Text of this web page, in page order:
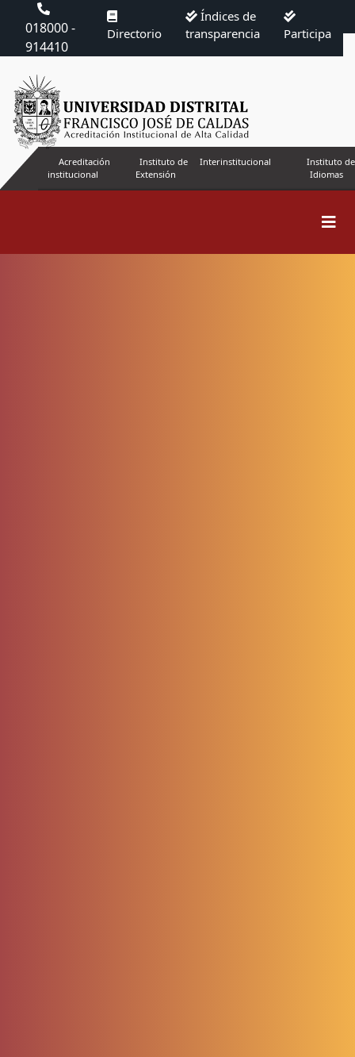
018000 -
914410
Directorio
Índices de
transparencia
Participa
Acreditación
institucional
Instituto de
Extensión
Interinstitucional
Instituto de
Idiomas